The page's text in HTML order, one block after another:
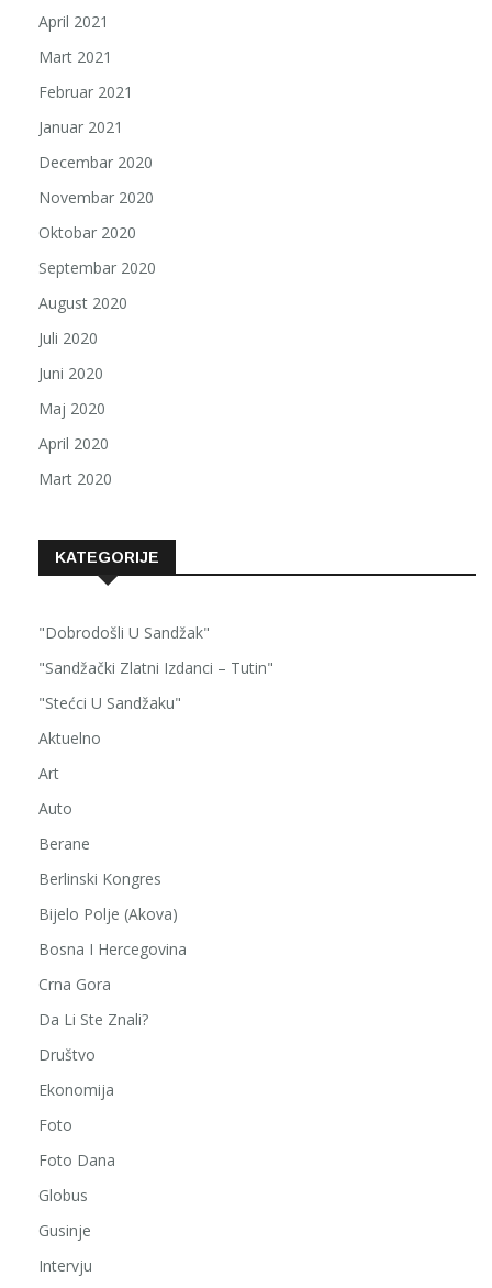
April 2021
Mart 2021
Februar 2021
Januar 2021
Decembar 2020
Novembar 2020
Oktobar 2020
Septembar 2020
August 2020
Juli 2020
Juni 2020
Maj 2020
April 2020
Mart 2020
KATEGORIJE
"Dobrodošli U Sandžak"
"Sandžački Zlatni Izdanci – Tutin"
"Stećci U Sandžaku"
Aktuelno
Art
Auto
Berane
Berlinski Kongres
Bijelo Polje (Akova)
Bosna I Hercegovina
Crna Gora
Da Li Ste Znali?
Društvo
Ekonomija
Foto
Foto Dana
Globus
Gusinje
Intervju